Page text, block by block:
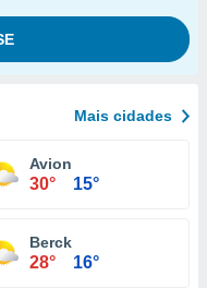
Mais cidades
Avion
30° 15°
Berck
28° 16°